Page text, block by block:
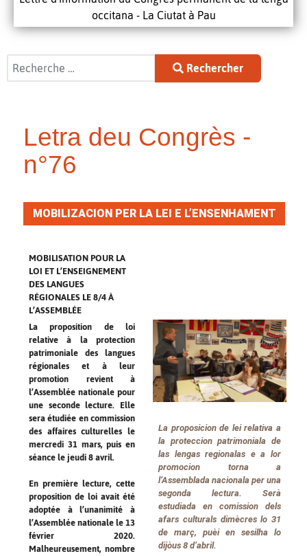
occitana - La Ciutat à Pau
Rechercher
Rechercher
Letra deu Congrès -
n°76
MOBILIZACION PER LA LEI E L’ENSENHAMENT
MOBILISATION POUR LA
LOI ET L’ENSEIGNEMENT
DES LANGUES
RÉGIONALES LE 8/4 À
L’ASSEMBLÉE
La proposition de loi
relative à la protection
patrimoniale des langues
régionales et à leur
promotion revient à
l’Assemblée nationale pour
une seconde lecture. Elle
sera étudiée en commission
des affaires culturelles le
mercredi 31 mars, puis en
séance le jeudi 8 avril.
En première lecture, cette
proposition de loi avait été
adoptée à l’unanimité à
l’Assemblée nationale le 13
février 2020.
Malheureusement, nombre
La proposicion de lei relativa a
la proteccion patrimoniala de
las lengas regionalas e a lor
promocion torna a
l’Assemblada nacionala per una
segonda lectura. Serà
estudiada en comission dels
afars culturals dimècres lo 31
de març, puèi en sesilha lo
dijòus 8 d’abril.